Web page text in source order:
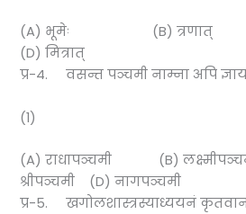
(A) भूमेः (B)
(D) मित्रात्
प्र-4. वसन्त पञ्चमी नाम्ना अपि
(1)
(A) राधापञ्चमी (B)
श्रीपञ्चमी (D) नागपञ्चमी
प्र-5. खगोलशास्त्रस्याध्ययनं